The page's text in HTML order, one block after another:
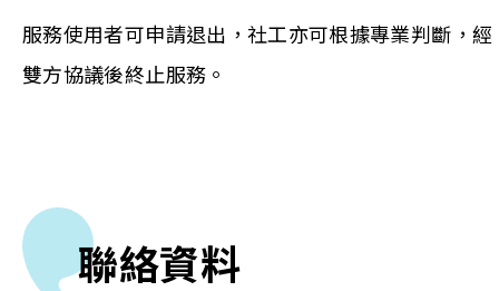
服務使用者可申請退出，社工亦可根據專業判斷，經
雙方協議後終止服務。
聯絡資料